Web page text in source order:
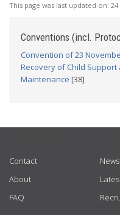
This page was last updated on:
Conventions (incl.
Convention of 23
Recovery of Child
Maintenance [38]
Contact
About
FAQ